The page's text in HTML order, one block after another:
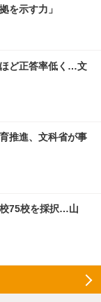
を示す力」
ど正答率低く…文
推進、文科省が事
75校を採択…山